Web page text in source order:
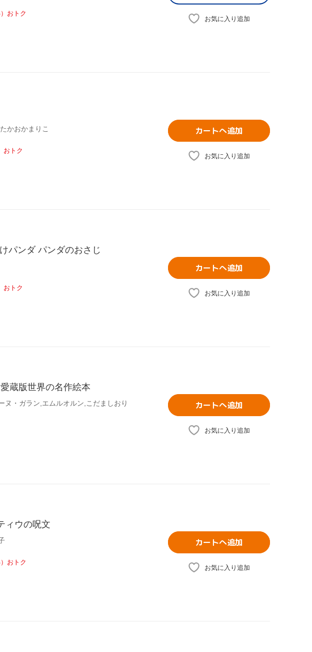
おトク
お気に入り追加
かおかまりこ
おトク
カートへ追加
お気に入り追加
パンダ パンダのおさじ
おトク
カートへ追加
お気に入り追加
蔵版世界の名作絵本
ヌ・ガラン,エムルオルン,こだましおり カートへ追加
お気に入り追加
ィウの呪文
おトク
カートへ追加
お気に入り追加